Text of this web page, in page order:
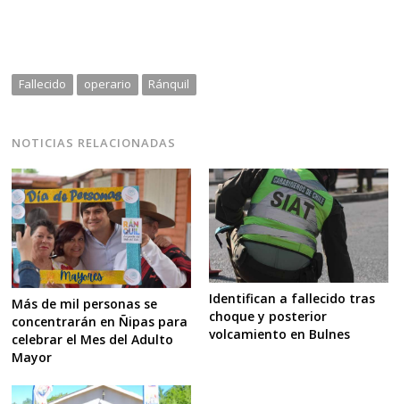
Fallecido operario Ránquil
NOTICIAS RELACIONADAS
Más de mil personas se
concentrarán en Ñipas para
celebrar el Mes del Adulto
Mayor
Identifican a fallecido tras
choque y posterior
volcamiento en Bulnes
entradas